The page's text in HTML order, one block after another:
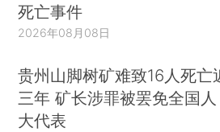
死亡事件
2026年08月08日
贵州山脚树矿难致16人死亡
三年 矿长涉罪被罢免全国人
大代表